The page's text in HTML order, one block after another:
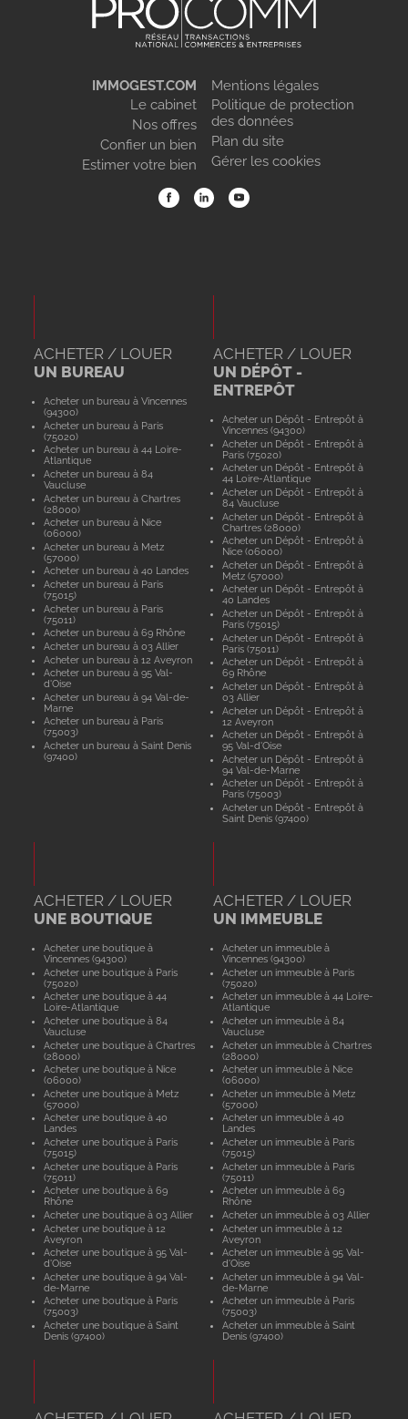
IMMOGEST.COM
Le cabinet
Nos offres
Confier un bien
Estimer votre bien
Mentions légales
Politique de protection
des données
Plan du site
Gérer les cookies
ACHETER / LOUER
UN BUREAU
Acheter un bureau à Vincennes
(94300)
Acheter un bureau à Paris
(75020)
Acheter un bureau à 44 Loire-
Atlantique
Acheter un bureau à 84
Vaucluse
Acheter un bureau à Chartres
(28000)
Acheter un bureau à Nice
(06000)
Acheter un bureau à Metz
(57000)
Acheter un bureau à 40 Landes
Acheter un bureau à Paris
(75015)
Acheter un bureau à Paris
(75011)
Acheter un bureau à 69 Rhône
Acheter un bureau à 03 Allier
Acheter un bureau à 12 Aveyron
Acheter un bureau à 95 Val-
d'Oise
Acheter un bureau à 94 Val-de-
Marne
Acheter un bureau à Paris
(75003)
Acheter un bureau à Saint Denis
(97400)
ACHETER / LOUER
UN DÉPÔT -
ENTREPÔT
Acheter un Dépôt - Entrepôt à
Vincennes (94300)
Acheter un Dépôt - Entrepôt à
Paris (75020)
Acheter un Dépôt - Entrepôt à
44 Loire-Atlantique
Acheter un Dépôt - Entrepôt à
84 Vaucluse
Acheter un Dépôt - Entrepôt à
Chartres (28000)
Acheter un Dépôt - Entrepôt à
Nice (06000)
Acheter un Dépôt - Entrepôt à
Metz (57000)
Acheter un Dépôt - Entrepôt à
40 Landes
Acheter un Dépôt - Entrepôt à
Paris (75015)
Acheter un Dépôt - Entrepôt à
Paris (75011)
Acheter un Dépôt - Entrepôt à
69 Rhône
Acheter un Dépôt - Entrepôt à
03 Allier
Acheter un Dépôt - Entrepôt à
12 Aveyron
Acheter un Dépôt - Entrepôt à
95 Val-d'Oise
Acheter un Dépôt - Entrepôt à
94 Val-de-Marne
Acheter un Dépôt - Entrepôt à
Paris (75003)
Acheter un Dépôt - Entrepôt à
Saint Denis (97400)
ACHETER / LOUER
UNE BOUTIQUE
Acheter une boutique à
Vincennes (94300)
Acheter une boutique à Paris
(75020)
Acheter une boutique à 44
Loire-Atlantique
Acheter une boutique à 84
Vaucluse
Acheter une boutique à Chartres
(28000)
Acheter une boutique à Nice
(06000)
Acheter une boutique à Metz
(57000)
Acheter une boutique à 40
Landes
Acheter une boutique à Paris
(75015)
Acheter une boutique à Paris
(75011)
Acheter une boutique à 69
Rhône
Acheter une boutique à 03 Allier
Acheter une boutique à 12
Aveyron
Acheter une boutique à 95 Val-
d'Oise
Acheter une boutique à 94 Val-
de-Marne
Acheter une boutique à Paris
(75003)
Acheter une boutique à Saint
Denis (97400)
ACHETER / LOUER
UN IMMEUBLE
Acheter un immeuble à
Vincennes (94300)
Acheter un immeuble à Paris
(75020)
Acheter un immeuble à 44 Loire-
Atlantique
Acheter un immeuble à 84
Vaucluse
Acheter un immeuble à Chartres
(28000)
Acheter un immeuble à Nice
(06000)
Acheter un immeuble à Metz
(57000)
Acheter un immeuble à 40
Landes
Acheter un immeuble à Paris
(75015)
Acheter un immeuble à Paris
(75011)
Acheter un immeuble à 69
Rhône
Acheter un immeuble à 03 Allier
Acheter un immeuble à 12
Aveyron
Acheter un immeuble à 95 Val-
d'Oise
Acheter un immeuble à 94 Val-
de-Marne
Acheter un immeuble à Paris
(75003)
Acheter un immeuble à Saint
Denis (97400)